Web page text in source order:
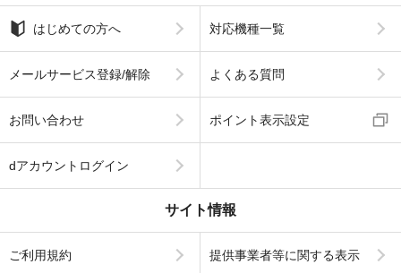
はじめての方へ 対応機種一覧
メールサービス登録/解除 よくある質問
お問い合わせ ポイント表示設定
dアカウントログイン
サイト情報
ご利用規約 提供事業者等に関する表示